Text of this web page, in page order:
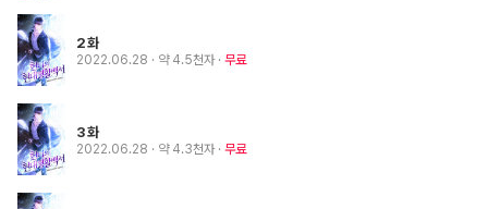
2화
2022.06.28 · 약 4.5천자 무료
3화
2022.06.28 · 약 4.3천자 무료